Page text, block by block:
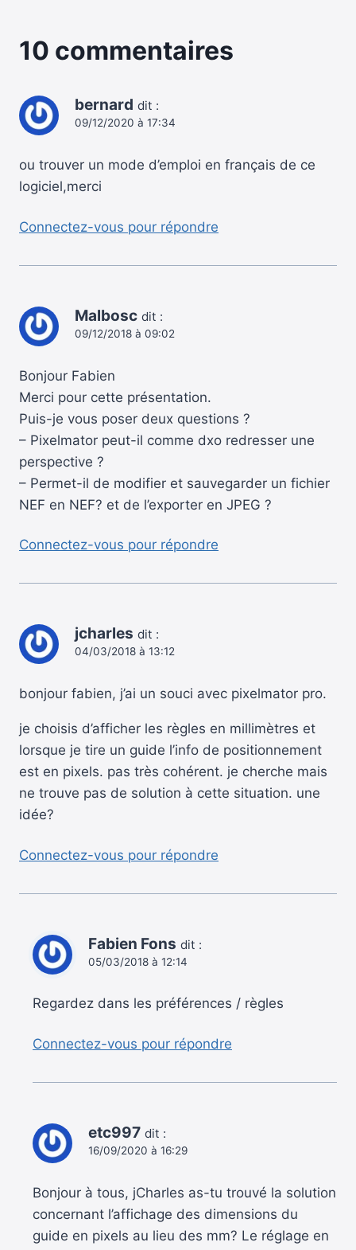
10 commentaires
bernard dit :
09/12/2020 à 17:34
ou trouver un mode d’emploi en français de ce
logiciel,merci
Connectez-vous pour répondre
Malbosc dit :
09/12/2018 à 09:02
Bonjour Fabien
Merci pour cette présentation.
Puis-je vous poser deux questions ?
– Pixelmator peut-il comme dxo redresser une
perspective ?
– Permet-il de modifier et sauvegarder un fichier
NEF en NEF? et de l’exporter en JPEG ?
Connectez-vous pour répondre
jcharles dit :
04/03/2018 à 13:12
bonjour fabien, j’ai un souci avec pixelmator pro.
je choisis d’afficher les règles en millimètres et
lorsque je tire un guide l’info de positionnement
est en pixels. pas très cohérent. je cherche mais
ne trouve pas de solution à cette situation. une
idée?
Connectez-vous pour répondre
Fabien Fons dit :
05/03/2018 à 12:14
Regardez dans les préférences / règles
Connectez-vous pour répondre
etc997 dit :
16/09/2020 à 16:29
Bonjour à tous, jCharles as-tu trouvé la solution
concernant l’affichage des dimensions du
guide en pixels au lieu des mm? Le réglage en